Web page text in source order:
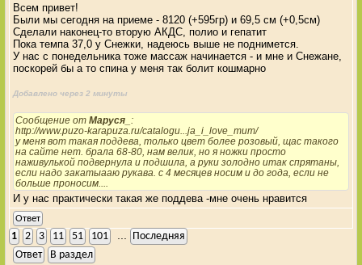
Всем привет!
Были мы сегодня на приеме - 8120 (+595гр) и 69,5 см (+0,5см)
Сделали наконец-то вторую АКДС, полио и гепатит
Пока темпа 37,0 у Снежки, надеюсь выше не поднимется.
У нас с понедельника тоже массаж начинается - и мне и Снежане,
поскорей бы а то спина у меня так болит кошмарно
Добавлено через 2 минуты
Сообщение отМаруся_ :
http://www.puzo-karapuza.ru/catalogu...ja_i_love_mum/
у меня вот такая поддева, только цвет более розовый, щас такого
на сайте нет. брала 68-80, нам велик, но я ножки просто
наживулькой подвернула и подшила, а руки золодно итак спрятаны,
если надо закатыааю рукава. с 4 месяцев носим и до года, если не
больше проносим....
И у нас практически такая же поддева -мне очень нравится
Ответ
1 2 3 11 51 101
Последняя
Ответ
В раздел